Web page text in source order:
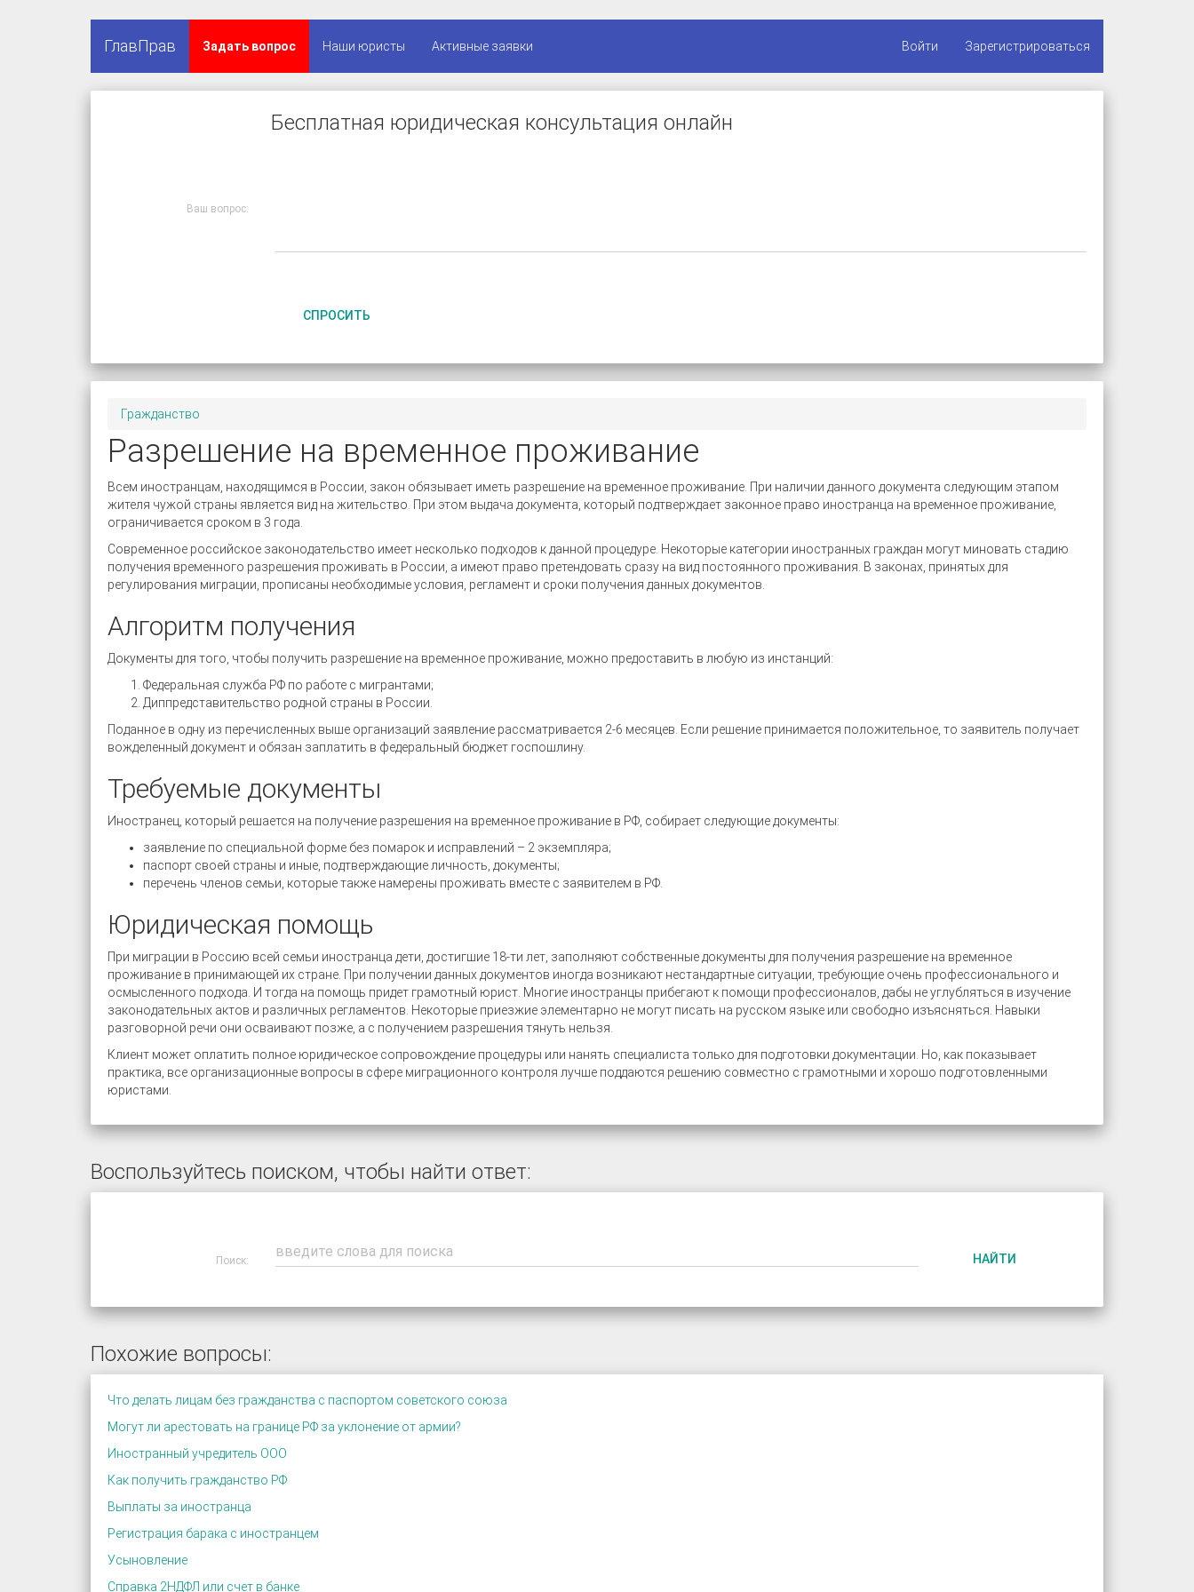
ГлавПрав Задать вопрос Наши юристы Активные заявки Войти Зарегистрироваться
Бесплатная юридическая консультация онлайн
Ваш вопрос:
СПРОСИТЬ
Гражданство
Разрешение на временное проживание
Всем иностранцам, находящимся в России, закон обязывает иметь разрешение на временное проживание. При наличии данного документа следующим этапом
жителя чужой страны является вид на жительство. При этом выдача документа, который подтверждает законное право иностранца на временное проживание,
ограничивается сроком в 3 года.
Современное российское законодательство имеет несколько подходов к данной процедуре. Некоторые категории иностранных граждан могут миновать стадию
получения временного разрешения проживать в России, а имеют право претендовать сразу на вид постоянного проживания. В законах, принятых для
регулирования миграции, прописаны необходимые условия, регламент и сроки получения данных документов.
Алгоритм получения
Документы для того, чтобы получить разрешение на временное проживание, можно предоставить в любую из инстанций:
Федеральная служба РФ по работе с мигрантами;
Диппредставительство родной страны в России.
Поданное в одну из перечисленных выше организаций заявление рассматривается 2-6 месяцев. Если решение принимается положительное, то заявитель получает
вожделенный документ и обязан заплатить в федеральный бюджет госпошлину.
Требуемые документы
Иностранец, который решается на получение разрешения на временное проживание в РФ, собирает следующие документы:
заявление по специальной форме без помарок и исправлений – 2 экземпляра;
паспорт своей страны и иные, подтверждающие личность, документы;
перечень членов семьи, которые также намерены проживать вместе с заявителем в РФ.
Юридическая помощь
При миграции в Россию всей семьи иностранца дети, достигшие 18-ти лет, заполняют собственные документы для получения разрешение на временное
проживание в принимающей их стране. При получении данных документов иногда возникают нестандартные ситуации, требующие очень профессионального и
осмысленного подхода. И тогда на помощь придет грамотный юрист. Многие иностранцы прибегают к помощи профессионалов, дабы не углубляться в изучение
законодательных актов и различных регламентов. Некоторые приезжие элементарно не могут писать на русском языке или свободно изъясняться. Навыки
разговорной речи они осваивают позже, а с получением разрешения тянуть нельзя.
Клиент может оплатить полное юридическое сопровождение процедуры или нанять специалиста только для подготовки документации. Но, как показывает
практика, все организационные вопросы в сфере миграционного контроля лучше поддаются решению совместно с грамотными и хорошо подготовленными
юристами.
Воспользуйтесь поиском, чтобы найти ответ:
Поиск: НАЙТИ
Похожие вопросы:
Что делать лицам без гражданства с паспортом советского союза
Могут ли арестовать на границе РФ за уклонение от армии?
Иностранный учредитель ООО
Как получить гражданство РФ
Выплаты за иностранца
Регистрация барака с иностранцем
Усыновление
Справка 2НДФЛ или счет в банке